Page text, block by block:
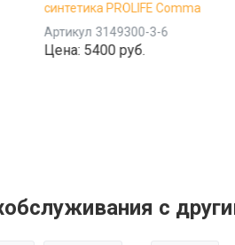
синтетика PROLIFE Comma
Артикул 3149300-3-6
Цена: 5400 руб.
с